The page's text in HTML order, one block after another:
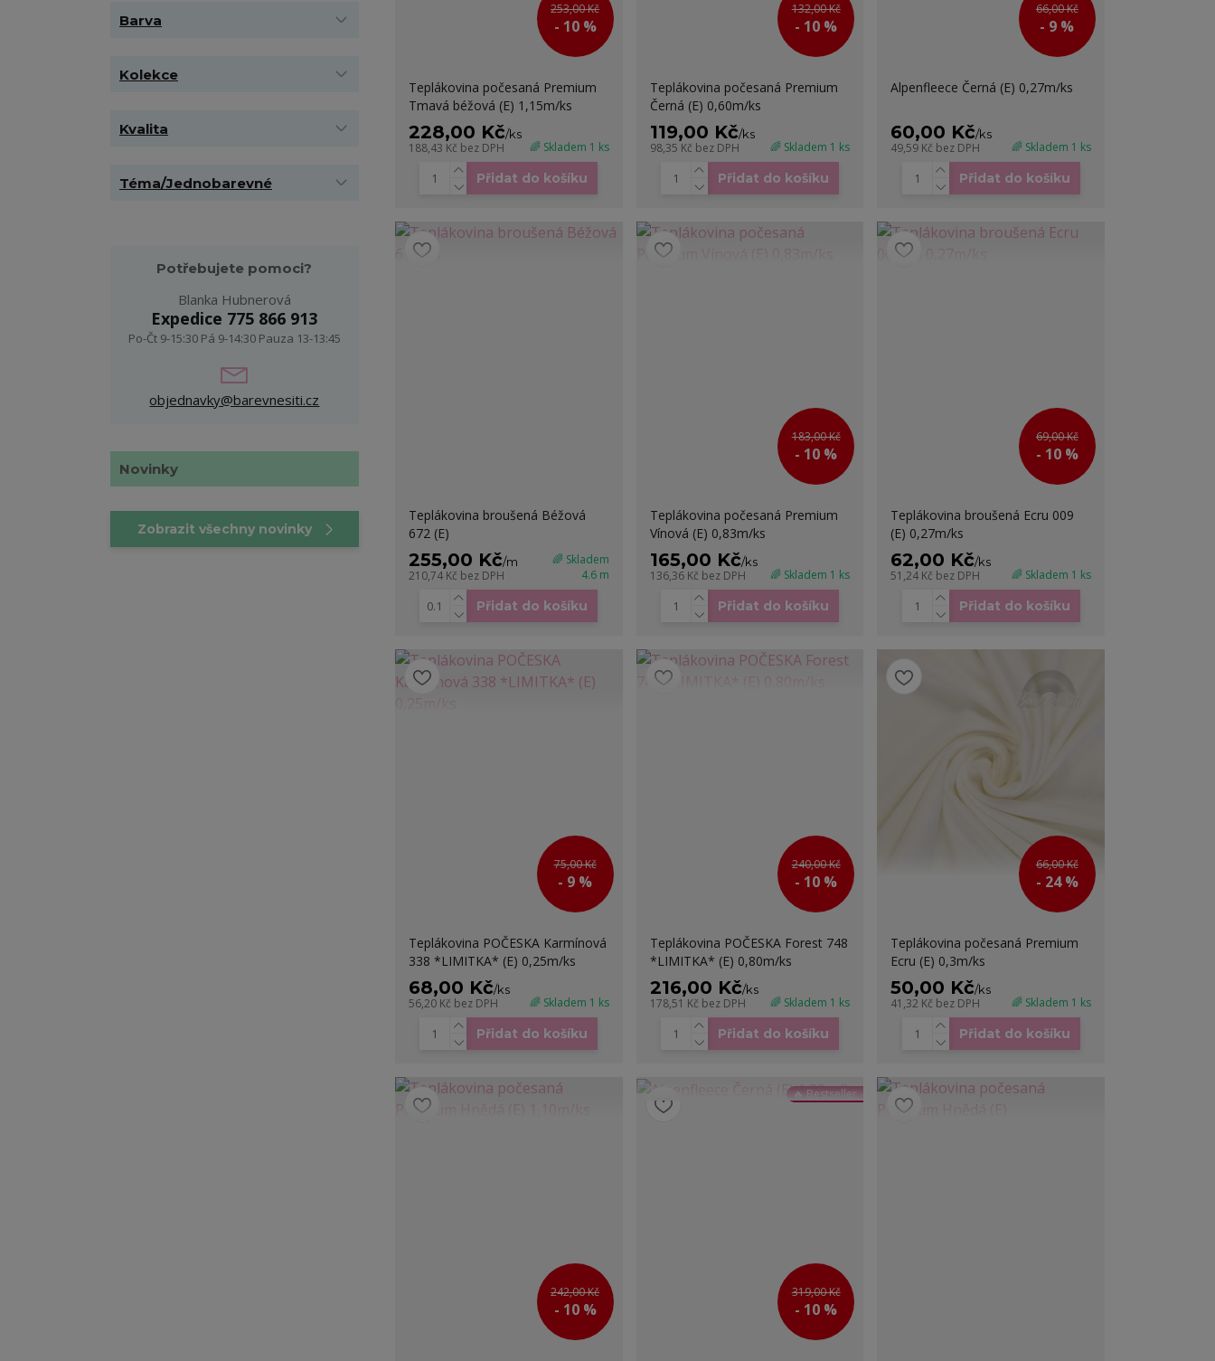
253,00 Kč
- 10 %
Teplákovina počesaná Premium
Tmavá béžová (E) 1,15m/ks
228,00 Kč/ks
188,43 Kč bez DPH 🌈 Skladem 1 ks
Přidat do košíku
132,00 Kč
- 10 %
Teplákovina počesaná Premium
Černá (E) 0,60m/ks
119,00 Kč/ks
98,35 Kč bez DPH 🌈 Skladem 1 ks
Přidat do košíku
66,00 Kč
- 9 %
Alpenfleece Černá (E) 0,27m/ks
60,00 Kč/ks
49,59 Kč bez DPH 🌈 Skladem 1 ks
Přidat do košíku
Teplákovina broušená Béžová
672 (E)
255,00 Kč/m
210,74 Kč bez DPH
🌈 Skladem
4.6 m
Přidat do košíku
183,00 Kč
- 10 %
Teplákovina počesaná Premium
Vínová (E) 0,83m/ks
165,00 Kč/ks
136,36 Kč bez DPH 🌈 Skladem 1 ks
Přidat do košíku
69,00 Kč
- 10 %
Teplákovina broušená Ecru 009
(E) 0,27m/ks
62,00 Kč/ks
51,24 Kč bez DPH 🌈 Skladem 1 ks
Přidat do košíku
75,00 Kč
- 9 %
Teplákovina POČESKA Karmínová
338 *LIMITKA* (E) 0,25m/ks
68,00 Kč/ks
56,20 Kč bez DPH 🌈 Skladem 1 ks
Přidat do košíku
240,00 Kč
- 10 %
Teplákovina POČESKA Forest 748
*LIMITKA* (E) 0,80m/ks
216,00 Kč/ks
178,51 Kč bez DPH 🌈 Skladem 1 ks
Přidat do košíku
66,00 Kč
- 24 %
Teplákovina počesaná Premium
Ecru (E) 0,3m/ks
50,00 Kč/ks
41,32 Kč bez DPH 🌈 Skladem 1 ks
Přidat do košíku
242,00 Kč
- 10 %
🔥 Bestseller
319,00 Kč
- 10 %
Barva
Kolekce
Kvalita
Téma/Jednobarevné
Potřebujete pomoci?
Blanka Hubnerová
Expedice 775 866 913
Po-Čt 9-15:30 Pá 9-14:30 Pauza 13-13:45
objednavky@barevnesiti.cz
Novinky
Zobrazit všechny novinky